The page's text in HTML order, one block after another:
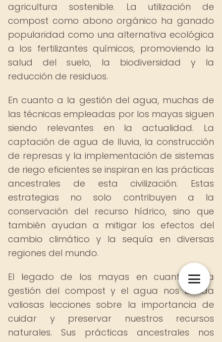
agricultura sostenible. La utilización de
compost como abono orgánico ha ganado
popularidad como una alternativa ecológica
a los fertilizantes químicos, promoviendo la
salud del suelo, la biodiversidad y la
reducción de residuos.
En cuanto a la gestión del agua, muchas de
las técnicas empleadas por los mayas siguen
siendo relevantes en la actualidad. La
captación de agua de lluvia, la construcción
de represas y la implementación de sistemas
de riego eficientes se inspiran en las prácticas
ancestrales de esta civilización. Estas
estrategias no solo contribuyen a la
conservación del recurso hídrico, sino que
también ayudan a mitigar los efectos del
cambio climático y la sequía en diversas
regiones del mundo.
El legado de los mayas en cuanto a la
gestión del compost y el agua nos brinda
valiosas lecciones sobre la importancia de
cuidar y preservar nuestros recursos
naturales. Sus prácticas ancestrales nos